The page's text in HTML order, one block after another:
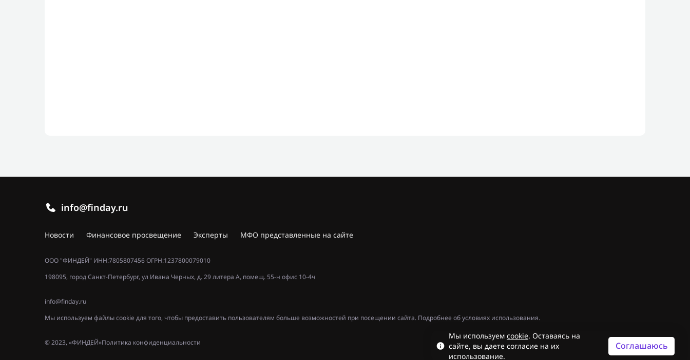
info@finday.ru
Новости Финансовое просвещение Эксперты МФО представленные на сайте
ООО "ФИНДЕЙ" ИНН:7805807456 ОГРН:1237800079010
198095, город Санкт-Петербург, ул Ивана Черных, д. 29 литера А, помещ. 55-н офис 10-4ч
info@finday.ru
Мы используем файлы cookie для того, чтобы предоставить пользователям больше возможностей при посещении сайта. Подробнее об условиях использования.
Политика конфиденциальности
© 2023, «ФИНДЕЙ»
Мы используем cookie. Оставаясь на
сайте, вы даете согласие на их
использование.
Соглашаюсь